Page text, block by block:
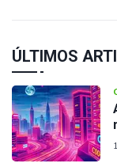
ÚLTIMOS